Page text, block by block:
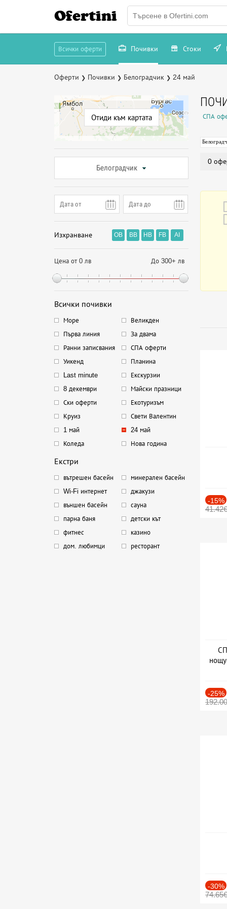
Ofertini
Всички оферти Почивки Стоки
Оферти ❯ Почивки ❯ Белоградчик ❯ 24 май
Отиди към картата
Белоградчик
Изхранване OB BB HB FB AI
Цена от 0 лв До 300+ лв
Всички почивки
Море
Великден
Първа линия
За двама
Ранни записвания
СПА оферти
Уикенд
Планина
Last minute
Екскурзии
8 декември
Майски празници
Ски оферти
Екотуризъм
Круиз
Свети Валентин
1 май
24 май
Коледа
Нова година
Екстри
вътрешен басейн
минерален басейн
Wi-Fi интернет
джакузи
външен басейн
сауна
парна баня
детски кът
фитнес
казино
дом. любимци
ресторант
СПА
0
-15%
41.42€
-25%
-30%
74.65€